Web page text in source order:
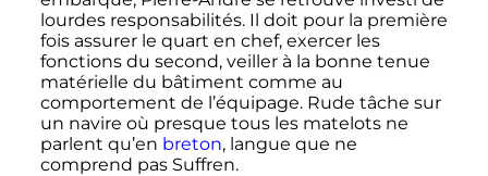
lourdes responsabilités. Il doit pour la première
fois assurer le quart en chef, exercer les
fonctions du second, veiller à la bonne tenue
matérielle du bâtiment comme au
comportement de l’équipage. Rude tâche sur
un navire où presque tous les matelots ne
parlent qu’en breton, langue que ne
comprend pas Suffren.